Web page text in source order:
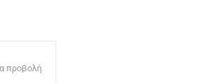
προβολή